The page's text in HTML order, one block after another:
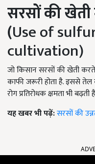
सरसों की
(Use of
cultivation)
जो किसान सरसों की खेती
काफी जरूरी होता है. इससे तेल
रोग प्रतिरोधक क्षमता भी
यह खबर भी पढ़ें:सरसों की